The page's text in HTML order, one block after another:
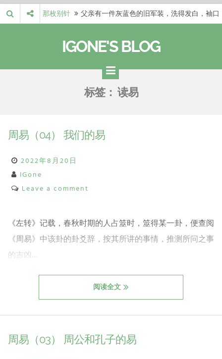
Skip
to
那枚别针
父亲有一件灰蓝色的旧军装，洗得发白，袖口
自己的生活和命…
梁冬 |…
梁冬：有一些人在某个阶段掌握了第一性原
理，完成了一次彻…
梁冬 |…
梁冬：总还有那么百分之一的人，既不努力，
也没有那么强的…那面旗，那场热二十九度。 这个数字是我站
IGONE'S BLOG
标签： 读易
周易（04） 我们的易
2022年8月20日
IGone
Leave a comment
《左转》记载，春秋时期的人占筮时，筮得某一卦，便查阅
《周易》中该卦的卦爻辞，按其所讲的事情，推测所问之事
的吉凶…
阅读全文
周易（03） 周公和孔子的易